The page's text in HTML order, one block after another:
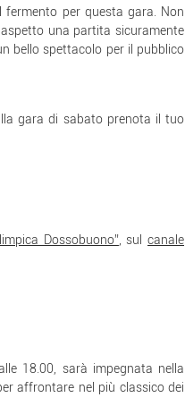
per questa gara. Non
una partita sicuramente
bello spettacolo per il pubblico
gara di sabato prenota il tuo
Dossobuono”, sulcanale
18.00, sarà impegnata nella
affrontare nel più classico dei